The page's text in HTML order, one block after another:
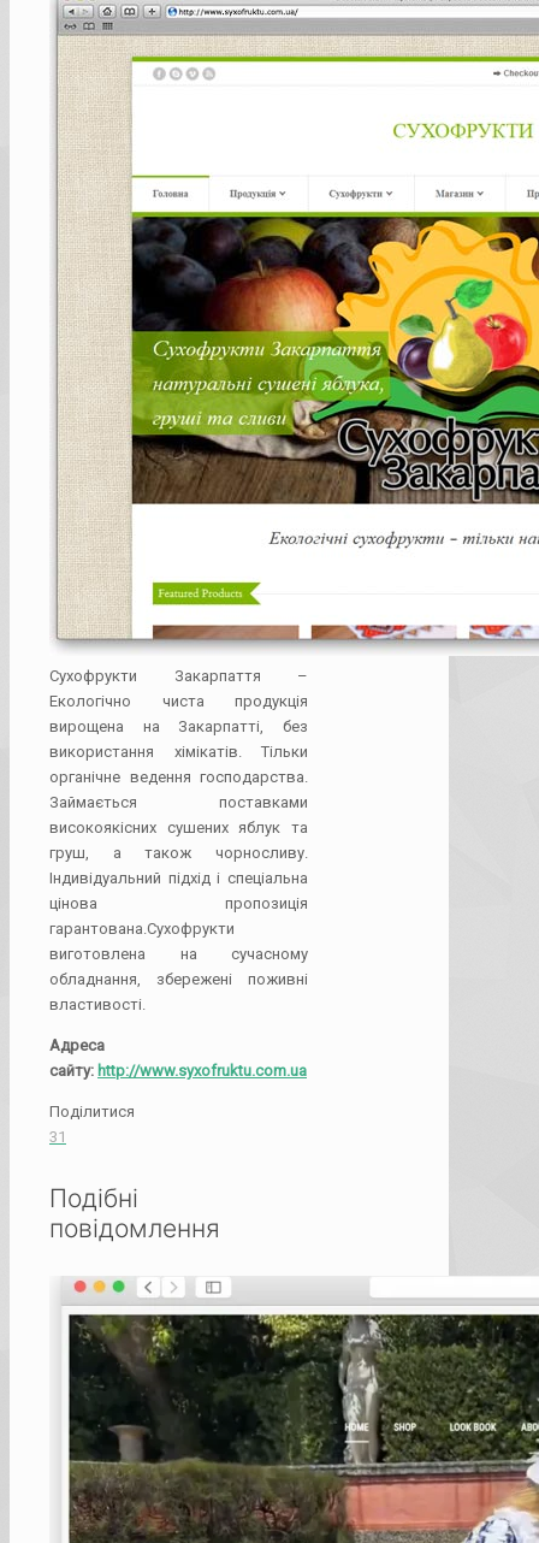
Сухофрукти Закарпаття –
Екологічно чиста продукція
вирощена на Закарпатті, без
використання хімікатів. Тільки
органічне ведення господарства.
Займається поставками
високоякісних сушених яблук та
груш, а також чорносливу.
Індивідуальний підхід і спеціальна
цінова пропозиція
гарантована.Сухофрукти
виготовлена на сучасному
обладнання, збережені поживні
властивості.
Адреса
сайту: http://www.syxofruktu.com.ua
Поділитися
31
Подібні
повідомлення